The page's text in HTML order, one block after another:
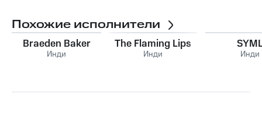
Похожие исполнители
Braeden Baker
Инди
The Flaming Lips
Инди Инди